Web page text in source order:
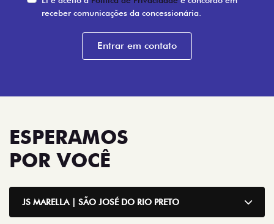
JS Marella | São José do Rio
Como chegar
TELEFONE
TELEFONE